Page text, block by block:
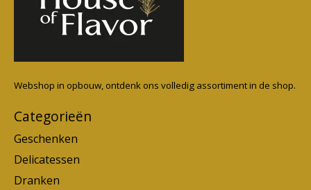
Webshop in opbouw, ontdenk ons volledig assortiment in de shop.
Categorieën
Geschenken
Delicatessen
Dranken